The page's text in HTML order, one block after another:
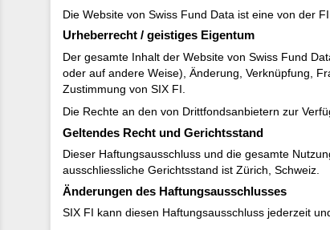
Die Website von Swiss Fund Data ist eine von der
Urheberrecht / geistiges Eigentum
Der gesamte Inhalt der Website von Swiss Fund
oder auf andere Weise), Änderung, Verknüpfung,
Zustimmung von SIX FI.
Die Rechte an den von Drittfondsanbietern zur
Geltendes Recht und Gerichtsstand
Dieser Haftungsausschluss und die gesamte
ausschliessliche Gerichtsstand ist Zürich, Schweiz.
Änderungen des Haftungsausschlusses
SIX FI kann diesen Haftungsausschluss jederzeit